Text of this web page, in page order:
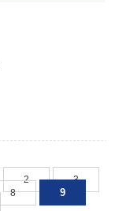
2
3
8 9